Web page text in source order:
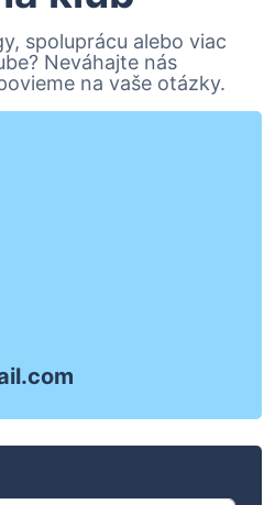
spoluprácu alebo viac
Neváhajte nás
na vaše otázky.